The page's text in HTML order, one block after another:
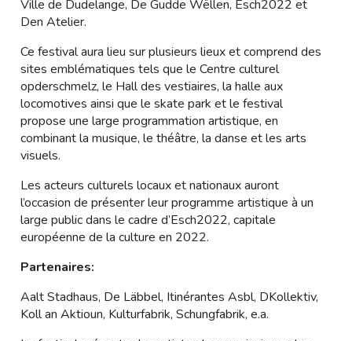
Ville de Dudelange, De Gudde Wëllen, Esch2022 et
Den Atelier.
Ce festival aura lieu sur plusieurs lieux et comprend des
sites emblématiques tels que le Centre culturel
opderschmelz, le Hall des vestiaires, la halle aux
locomotives ainsi que le skate park et le festival
propose une large programmation artistique, en
combinant la musique, le théâtre, la danse et les arts
visuels.
Les acteurs culturels locaux et nationaux auront
l’occasion de présenter leur programme artistique à un
large public dans le cadre d’Esch2022, capitale
européenne de la culture en 2022.
Partenaires:
Aalt Stadhaus, De Läbbel, Itinérantes Asbl, DKollektiv,
Koll an Aktioun, Kulturfabrik, Schungfabrik, e.a.